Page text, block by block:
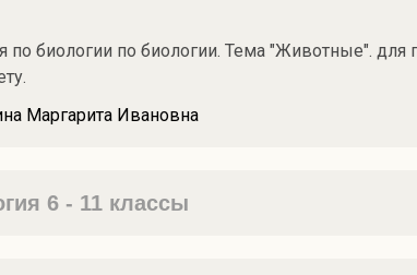
по биологии по биологии. Тема "Животные". для
Маргарита Ивановна
6 - 11 классы